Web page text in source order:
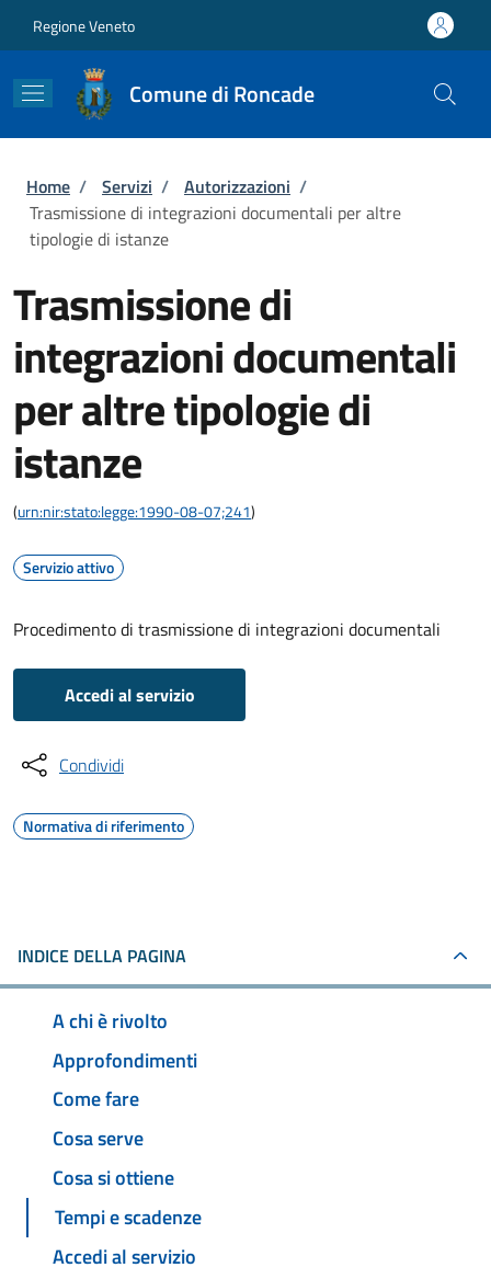
Regione Veneto
Comune di Roncade
Briciole di pane
Home / Servizi / Autorizzazioni /
Trasmissione di integrazioni documentali per altre
tipologie di istanze
Trasmissione di
integrazioni documentali
per altre tipologie di
istanze
(urn:nir:stato:legge:1990-08-07;241)
Servizio attivo
Procedimento di trasmissione di integrazioni documentali
Accedi al servizio
Condividi
Normativa di riferimento
INDICE DELLA PAGINA
A chi è rivolto
Approfondimenti
Come fare
Cosa serve
Cosa si ottiene
Tempi e scadenze
Accedi al servizio